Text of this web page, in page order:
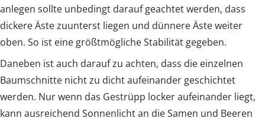
anlegen sollte unbedingt darauf geachtet werden, dass
dickere Äste zuunterst liegen und dünnere Äste weiter
oben. So ist eine größtmögliche Stabilität gegeben.
Daneben ist auch darauf zu achten, dass die einzelnen
Baumschnitte nicht zu dicht aufeinander geschichtet
werden. Nur wenn das Gestrüpp locker aufeinander liegt,
kann ausreichend Sonnenlicht an die Samen und Beeren